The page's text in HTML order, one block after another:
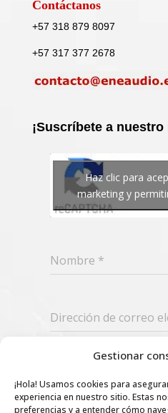
Gestionar
¡Hola! Usamos cookies para
experiencia en nuestro sitio. Estas
preferencias y a entender cómo
Contáctanos
+57 318 879 8097
+57 317 377 2678
¡Suscríbete a
Haz clic para
marketing y
Nombre *
Dirección de correo